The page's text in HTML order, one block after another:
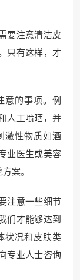
要注意清洁皮
只有这样，才
意的事项。例
人工喷晒，并
激性物质如酒
业医生或美容
案。
注意一些细节
们才能够达到
状况和皮肤类
专业人士咨询